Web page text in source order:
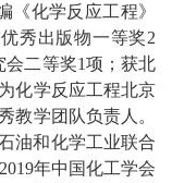
《化学反应工程》
秀出版物一等奖2
会二等奖1项；获北
化学反应工程北京
教学团队负责人。
油和化学工业联合
2019年中国化工学会